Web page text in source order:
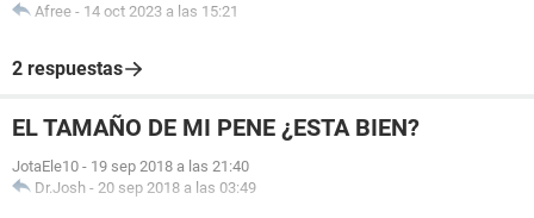
Afree - 14 oct 2023 a las 15:21
2 respuestas
EL TAMAÑO DE MI PENE ¿ESTA BIEN?
JotaEle10 - 19 sep 2018 a las 21:40
Dr.Josh - 20 sep 2018 a las 03:49